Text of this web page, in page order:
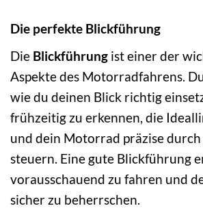
Die perfekte Blickführung
Die Blickführung ist einer der
Aspekte des Motorradfahrens.
wie du deinen Blick richtig
frühzeitig zu erkennen, die
und dein Motorrad präzise
steuern. Eine gute Blickführung
vorausschauend zu fahren und
sicher zu beherrschen.